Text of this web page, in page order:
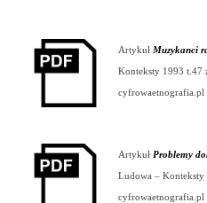
Artykuł Muzykanci
Konteksty 1993 t.47
cyfrowaetnografia.pl
Artykuł Problemy
Ludowa – Konteksty
cyfrowaetnografia.pl